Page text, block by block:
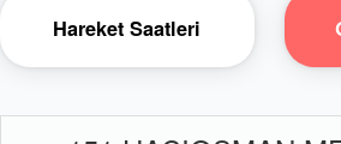
Hareket Saatleri